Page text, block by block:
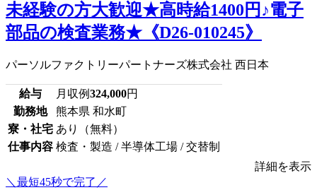
未経験の方大歓迎★高時給1400円♪電子
部品の検査業務★《D26-010245》
パーソルファクトリーパートナーズ株式会社 西日本
給与 月収例324,000円
勤務地
熊本県 和水町
寮・社宅 あり（無料）
仕事内容 検査・製造 / 半導体工場 / 交替制
詳細を表示
＼最短45秒で完了／